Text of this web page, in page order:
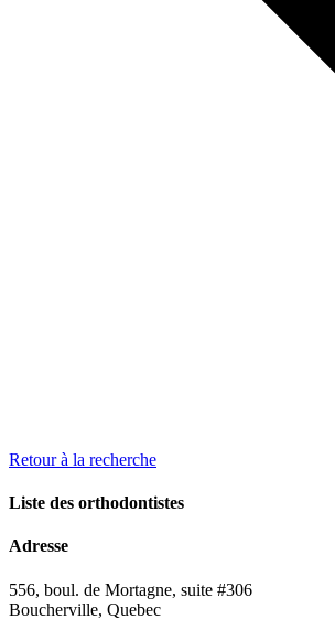
Retour à la recherche
Liste des orthodontistes
Adresse
556, boul. de Mortagne, suite #306
Boucherville, Quebec